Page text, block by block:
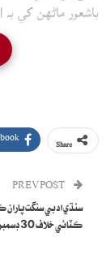
باشعور ماڻھن کي
حڪومت
مٺي(بيورو
حڪومت پريشان ٿي
سرڪاري وڪيل
سنڌي ادبي سنگت پاران
ڪٽائي خلاف 30 ڊسمبر تي احتجاج